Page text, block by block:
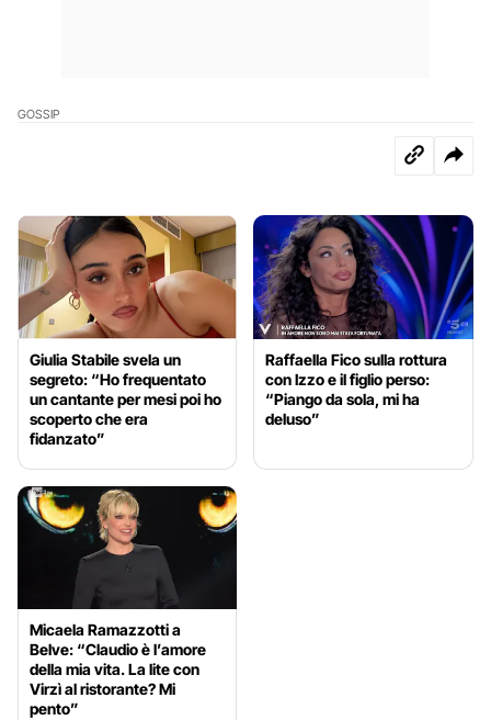
GOSSIP
Giulia Stabile svela un
segreto: “Ho frequentato
un cantante per mesi poi ho
scoperto che era
fidanzato”
Raffaella Fico sulla rottura
con Izzo e il figlio perso:
“Piango da sola, mi ha
deluso”
Micaela Ramazzotti a
Belve: “Claudio è l’amore
della mia vita. La lite con
Virzì al ristorante? Mi
pento”